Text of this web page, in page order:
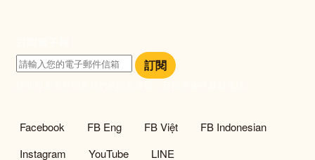
訂閱
社群選單
Facebook FB Eng FB Việt
FB Indonesian
Instagram
YouTube LINE